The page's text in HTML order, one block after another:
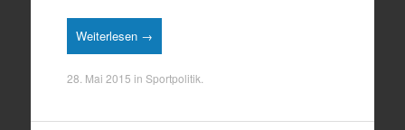
Weiterlesen →
28. Mai 2015 in Sportpolitik